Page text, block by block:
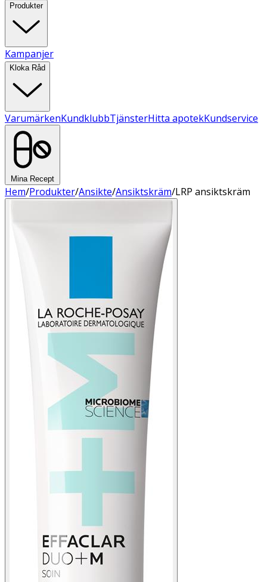
Produkter
Kampanjer
Kloka Råd
VarumärkenKundklubbTjänsterHitta apotekKundservice
Mina Recept
Hem/Produkter/Ansikte/Ansiktskräm/LRP ansiktskräm